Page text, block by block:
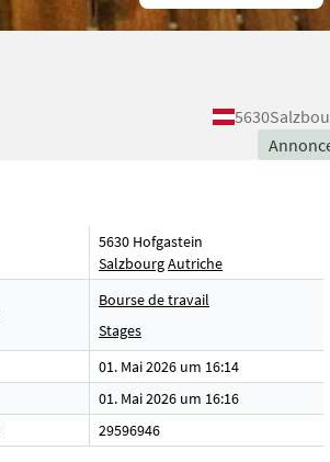
5630
5630 Hofgastein
SalzbourgAutriche
Bourse de travail
Stages
01. Mai 2026 um 16:14
01. Mai 2026 um 16:16
29596946